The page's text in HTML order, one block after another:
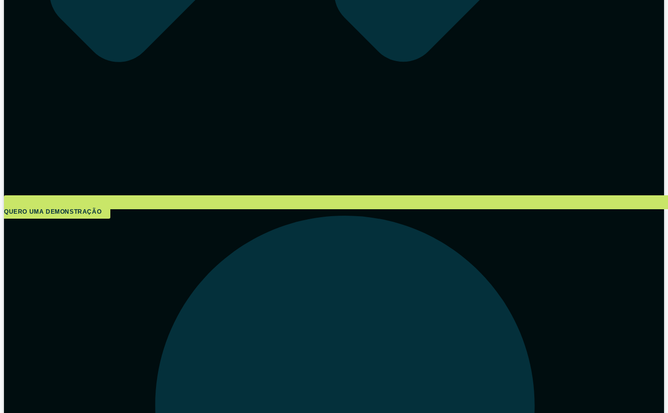
QUERO UMA DEMONSTRAÇÃO